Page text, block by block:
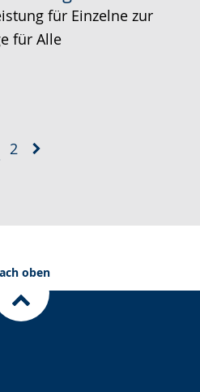
für Einzelne zur
für Alle
2
oben